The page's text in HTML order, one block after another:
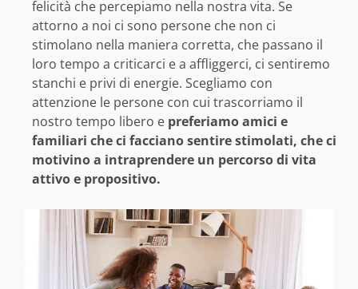
felicità che percepiamo nella nostra vita. Se
attorno a noi ci sono persone che non ci
stimolano nella maniera corretta, che passano il
loro tempo a criticarci e a affliggerci, ci sentiremo
stanchi e privi di energie. Scegliamo con
attenzione le persone con cui trascorriamo il
nostro tempo libero e preferiamo amici e
familiari che ci facciano sentire stimolati, che ci
motivino a intraprendere un percorso di vita
attivo e propositivo.